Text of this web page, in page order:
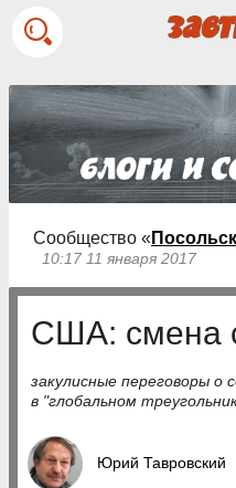
Сообщество «
10:17 11 января 2017
США: смена
закулисные переговоры о
в "глобальном
Юрий Тавровский